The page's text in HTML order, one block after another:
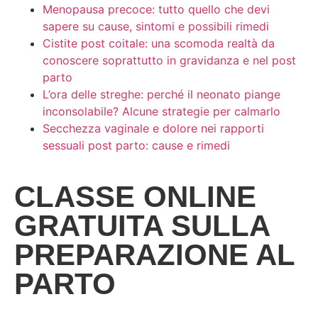
Menopausa precoce: tutto quello che devi
sapere su cause, sintomi e possibili rimedi
Cistite post coitale: una scomoda realtà da
conoscere soprattutto in gravidanza e nel post
parto
L’ora delle streghe: perché il neonato piange
inconsolabile? Alcune strategie per calmarlo
Secchezza vaginale e dolore nei rapporti
sessuali post parto: cause e rimedi
CLASSE ONLINE
GRATUITA SULLA
PREPARAZIONE AL
PARTO